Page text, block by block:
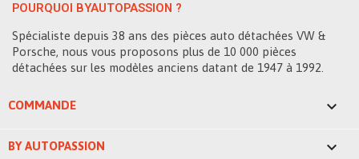
POURQUOI BYAUTOPASSION ?
Spécialiste depuis 38 ans des pièces auto détachées VW &
Porsche, nous vous proposons plus de 10 000 pièces
détachées sur les modèles anciens datant de 1947 à 1992.
COMMANDE 
BY AUTOPASSION 